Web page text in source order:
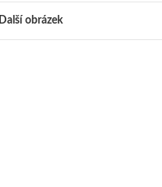
Další obrázek